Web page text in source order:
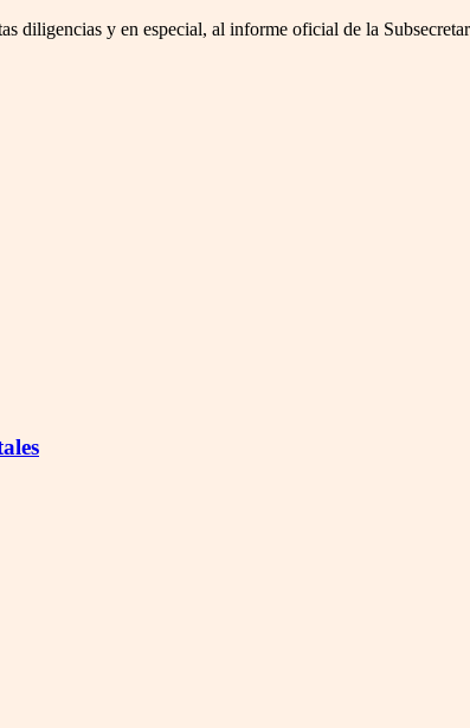
diligencias y en especial, al informe oficial de la